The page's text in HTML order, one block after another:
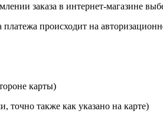
заказа в интернет-магазине
платежа происходит на
карты)
точно также как указано на карте)